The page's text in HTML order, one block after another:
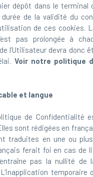
dépôt dans le terminal
de la validité du
de ces cookies.
pas prolongée à
l’Utilisateur devra donc
Voir notre politique
et langue
de Confidentialité
sont rédigées en
traduites en une ou
ferait foi en cas de
pas la nullité de
temporaire